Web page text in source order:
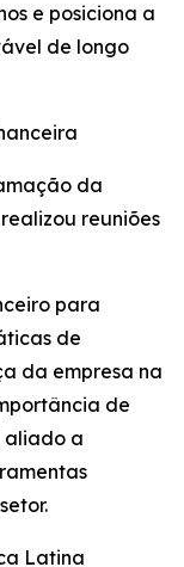
e posiciona a
de longo
da
reuniões
para
de
da empresa na
de
aliado a
Latina